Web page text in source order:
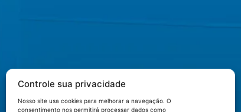
Controle sua privacidade
Nosso site usa cookies para melhorar a navegação. O
consentimento nos permitirá processar dados como